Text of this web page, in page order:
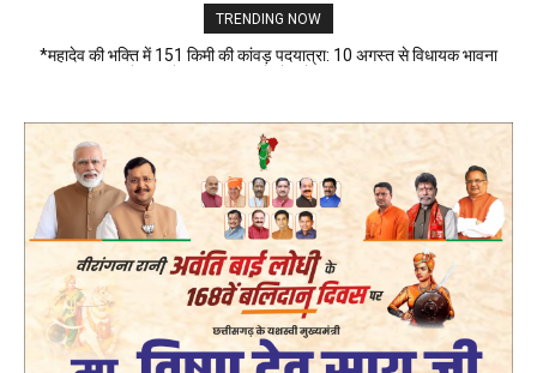
TRENDING NOW
*महादेव की भक्ति में 151 किमी की कांवड़ पदयात्रा: 10 अगस्त से विधायक भावना